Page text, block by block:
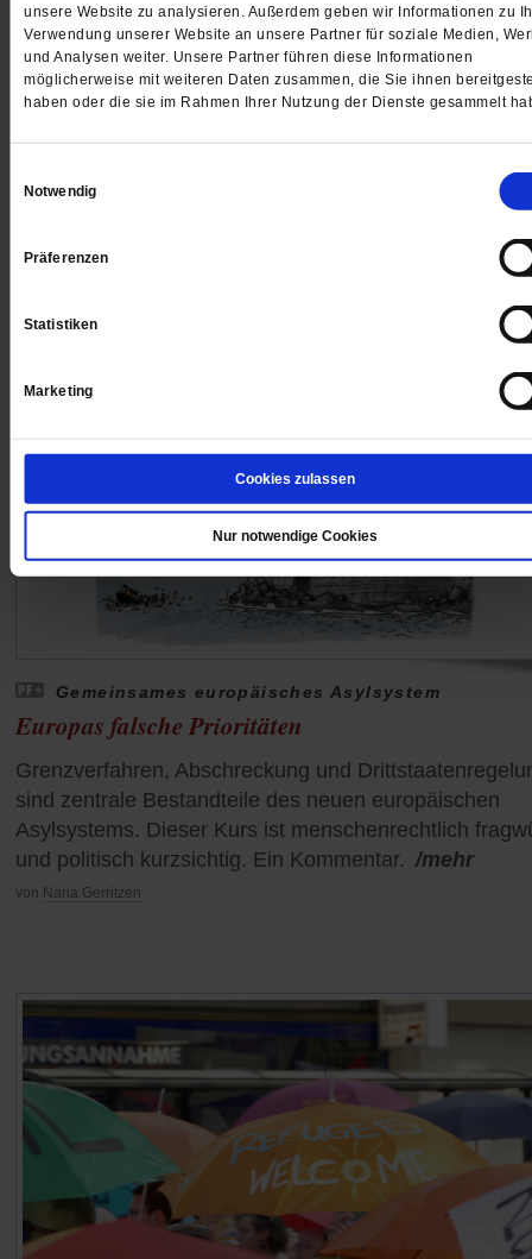
unsere Website zu analysieren. Außerdem geben wir Informationen zu
Verwendung unserer Website an unsere Partner für soziale Medien,
und Analysen weiter. Unsere Partner führen diese Informationen
möglicherweise mit weiteren Daten zusammen, die Sie ihnen
haben oder die sie im Rahmen Ihrer Nutzung der Dienste gesammelt
Notwendig
Präferenzen
Statistiken
Marketing
Cookies zulassen
Nur notwendige Cookies
Zuwanderung
»Integrationsangebote sind keine Almosen,
eine Investition«
Sprachkurse stärken den gesellschaftlichen
Zusammenhalt. Davon ist der Integrationsforscher
Harder überzeugt. Von der These,
vonNana Gerritzen
Gemeinsames europäisches Asylsystem
Europas falsche Prioritäten
Grenzverfahren, Abschreckung und
sind zentrale Bestandteile des neuen europäischen
Asylsystems. Dieser Kurs ist menschenrechtlich
und politisch kurzsichtig. Ein Kommentar. /mehr
von Nana Gerritzen